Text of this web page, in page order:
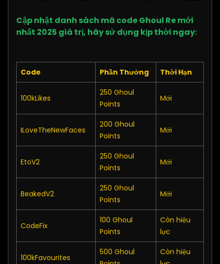
Cập nhật danh sách mã code Ghoul Re mới
nhất 2025 giá trị, hãy sử dụng kịp thời ngay:
Code Phần Thưởng Thời Hạn
100kLikes
250 Ghoul
Points
Mới
ILoveTheNewFaces
200 Ghoul
Points
Mới
EtoV2
250 Ghoul
Points
Mới
BeakedV2
250 Ghoul
Points
Mới
CodeFix
100 Ghoul
Points
Còn hiệu
lực
100kFavourites
500 Ghoul
Còn hiệu